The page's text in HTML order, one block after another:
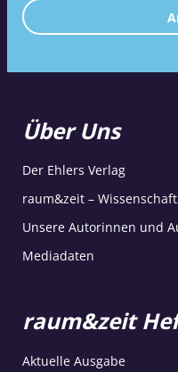
Über Uns
Der Ehlers Verlag
raum&zeit –
Unsere Autorinnen und
Mediadaten
raum&zeit
Aktuelle Ausgabe